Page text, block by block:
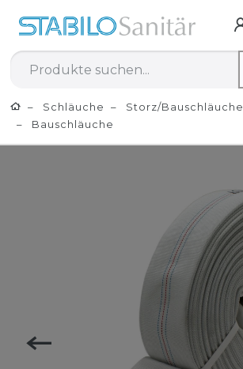
Schläuche
Storz/Bauschläuche
Bauschläuche